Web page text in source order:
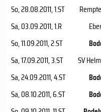
So, 28.08.2011, 1.ST
Sa, 03.09.2011, 1.R
So, 11.09.2011, 2.ST
Sa, 17.09.2011, 3.ST SV
Sa, 24.09.2011, 4.ST
Sa, 08.10.2011, 6.ST